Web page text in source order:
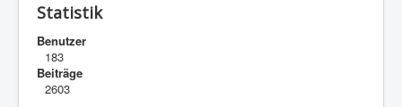
Statistik
Benutzer
183
Beiträge
2603